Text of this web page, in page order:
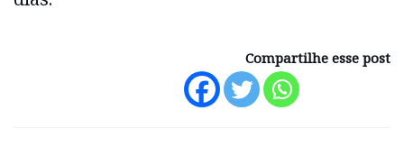
Compartilhe esse post